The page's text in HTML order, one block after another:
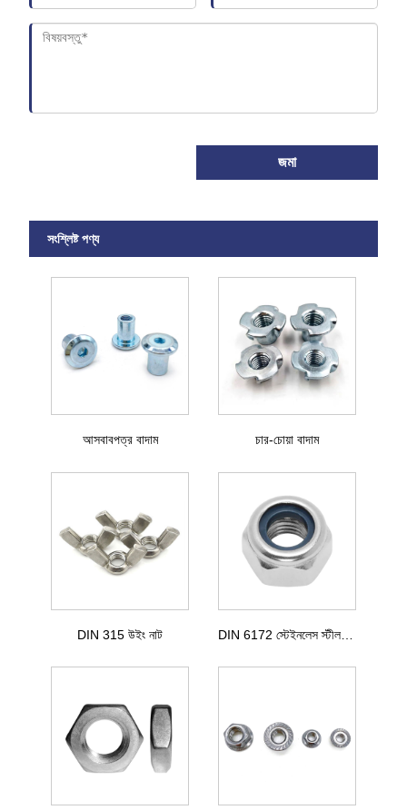
জমা
সংশ্লিষ্ট পণ্য
আসবাবপত্র বাদাম চার-চোয়া বাদাম
DIN 315 উইং নাট DIN 6172 স্টেইনলেস স্টীল হেক্সাগন বাদাম